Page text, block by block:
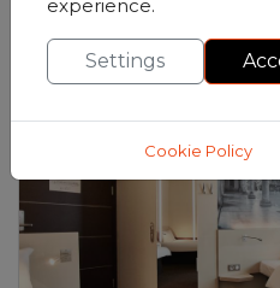
POLECANE
experience.
Settings
Cookie Policy